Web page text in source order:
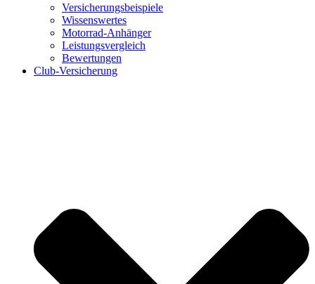
Versicherungsbeispiele
Wissenswertes
Motorrad-Anhänger
Leistungsvergleich
Bewertungen
Club-Versicherung